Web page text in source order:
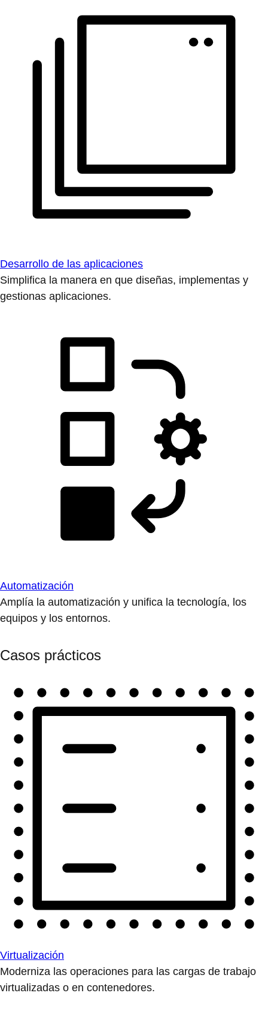
Desarrollo de las aplicaciones
Simplifica la manera en que diseñas, implementas y
gestionas aplicaciones.
Automatización
Amplía la automatización y unifica la tecnología, los
equipos y los entornos.
Casos prácticos
Virtualización
Moderniza las operaciones para las cargas de trabajo
virtualizadas o en contenedores.